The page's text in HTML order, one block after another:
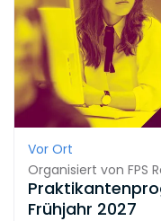
Vor Ort
Organisiert von FPS
Frühjahr 2027